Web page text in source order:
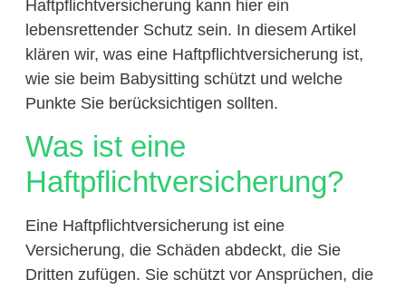
Haftpflichtversicherung kann hier ein
lebensrettender Schutz sein. In diesem Artikel
klären wir, was eine Haftpflichtversicherung ist,
wie sie beim Babysitting schützt und welche
Punkte Sie berücksichtigen sollten.
Was ist eine
Haftpflichtversicherung?
Eine Haftpflichtversicherung ist eine
Versicherung, die Schäden abdeckt, die Sie
Dritten zufügen. Sie schützt vor Ansprüchen, die